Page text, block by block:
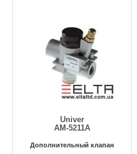
Univer
AM-5211A
Дополнительный клапан